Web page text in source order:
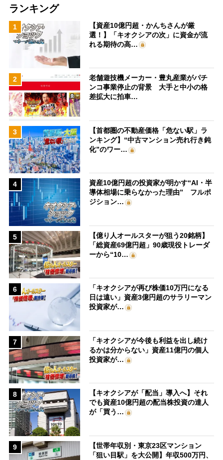
ランキング
1
【資産10億円超・かんちさんが厳
選！】「キオクシアの次」に資金が流
れる期待の高…
2
老舗遊技機メーカー・豊丸産業がパチ
ンコ事業停止の背景 大手と中小の格
差拡大に拍車…
3
【首都圏の不動産価格「危ない駅」ラ
ンキング】“中古マンション売れ行き鈍
化”のワー…
4
資産10億円超の投資家が明かす“AI・半
導体相場に乗らなかった理由” フルポ
ジション…
5
【億り人オールスターが狙う20銘柄】
「総資産69億円超」90歳現役トレーダ
ーから“10…
6
「キオクシアが再び株価10万円になる
日は遠い」資産3億円超のサラリーマン
投資家が…
7
「キオクシアが今後も利益を出し続け
るかは分からない」資産11億円の個人
投資家が…
8
【キオクシアが「配当」導入へ】それ
でも資産10億円超の配当株投資の達人
が「買う…
9
【世帯年収別・東京23区マンション
「狙い目駅」を大公開】年収500万円、